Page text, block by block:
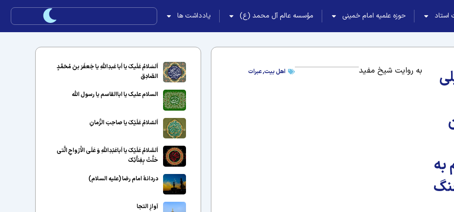
حوزه علمیه امام خمینی مؤسسه عالم آل محمد (ع) یادداشت ها
به
به روایت شیخ مفید اهل بیت,عبرات
اَلسَلامُ عَلَیکَ یا اَبا عَبدِاللّهِ یا جَعفَرَ بنَ مُحَمَّدٍ
الصّادِق
السلام علیک یا اباالقاسم یا رسول الله
اَلسّلامُ عَلَیْکَ یا صاحِبَ الزَّمانِ
اَلسَّلامُ عَلَیْکَ یا اَباعَبْدِاللَّهِ وَ عَلَى الاَْرْواحِ الَّتى
حَلَّتْ بِفِناَّئِکَ
دردانهٔ امام رضا (علیه السلام)
آوازِ التجا